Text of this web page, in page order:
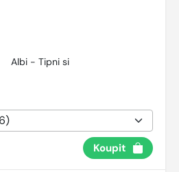
Albi - Tipni si
Koupit